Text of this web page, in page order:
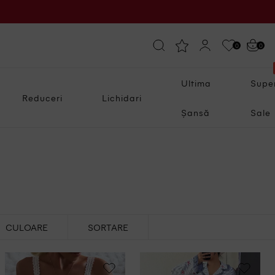
0 0
Reduceri Lichidari
Ultima
Șansă Sale
CULOARE
Alb
SORTARE
Cele mai noi produse